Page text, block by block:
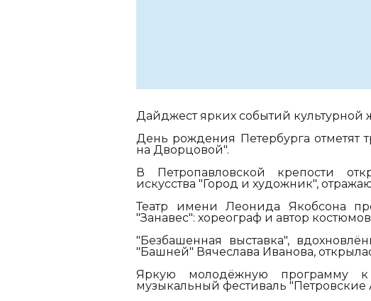
Дайджест ярких событий культурной
День рождения Петербурга отметят
на Дворцовой".
В Петропавловской крепости
искусства "Город и художник",
Театр имени Леонида Якобсона
"Занавес": хореограф и автор
"Безбашенная выставка",
"Башней" Вячеслава Иванова,
Яркую молодёжную программу
музыкальный фестиваль "Петровские